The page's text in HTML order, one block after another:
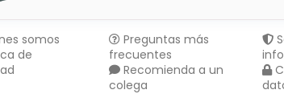
somos
de
Preguntas más
frecuentes
Recomienda a un
colega